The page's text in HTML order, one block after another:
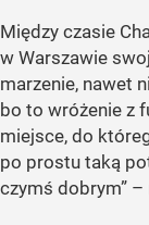
Między czasie
w Warszawie
marzenie, nawet
bo to wróżenie z
miejsce, do
po prostu taką
czymś dobrym” –